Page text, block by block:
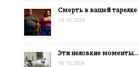
Смерть в вашей тарелке
10.10.2024
Эти неловкие моменты…
08.10.2024